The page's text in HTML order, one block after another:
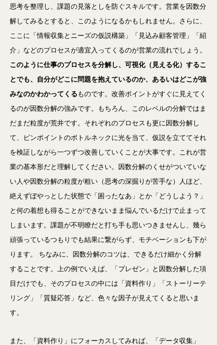
思考を整理し、課題の見落としを防ぐスキルです。営業を因数分
解してみるとすると、このようになるかもしれません。さらに、
ここに「情報収集とニーズの仮説構築」「見込み顧客管理」「紹
介」などのプロセスが適宜入ってくるのが営業の流れでしょう。
このように仕事のプロセスを分解し、可視化（見える化）するこ
とでも、自分がどこに問題を抱えているのか、あるいはどこが強
みなのかわかってくる ものです。改善ポイントがすぐに見えてく
るのが因数分解の強みです。もちろん、このレベルの分解ではま
だまだ粒度が荒井です。それぞれのプロセスも更に因数分解し
て、ピンポイントのボトルネックに光を当て、仮説を立ててそれ
を検証しながら一つずつ改善していくことが大事です。これが営
業の基本形だと理解してください。因数分解のくせがついていな
い人や因数分解の粒度が粗い（思考の深掘りが苦手な）人ほど、
絶えずぼやっとした状態で「困ったなあ」とか「どうしよう？」
と何の着想も得ることができないまま悩んでいるだけで止まって
しまいます。課題が不明瞭だと打ち手も思いつきませんし、幾ら
頑張っているつもりでも結果に繋がらず、モチベーションも下が
ります。 ちなみに、因数分解のコツは、できるだけ細かく分解
することです。上の例でいえば、「プレゼン」と因数分解した項
目だけでも、そのプロセスの中には「資料作り」「ストーリーテ
リング」「質疑応答」など、色々な因子が見えてくると思いま
す。
また、「資料作り」にフォーカスしてみれば、「データ収集」